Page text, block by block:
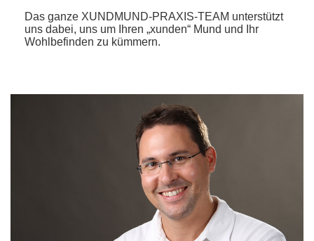
Das ganze XUNDMUND-PRAXIS-TEAM unterstützt
uns dabei, uns um Ihren „xunden“ Mund und Ihr
Wohlbefinden zu kümmern.